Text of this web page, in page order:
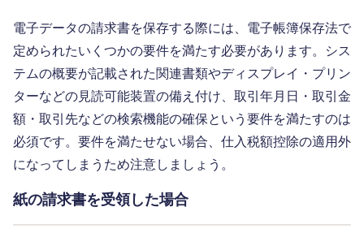
電子データの請求書を保存する際には、電子帳簿保存法で
定められたいくつかの要件を満たす必要があります。シス
テムの概要が記載された関連書類やディスプレイ・プリン
ターなどの見読可能装置の備え付け、取引年月日・取引金
額・取引先などの検索機能の確保という要件を満たすのは
必須です。要件を満たせない場合、仕入税額控除の適用外
になってしまうため注意しましょう。
紙の請求書を受領した場合